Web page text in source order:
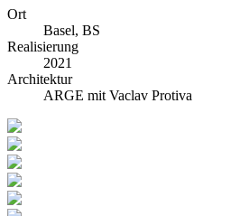
Ort
Basel, BS
Realisierung
2021
Architektur
ARGE mit Vaclav Protiva